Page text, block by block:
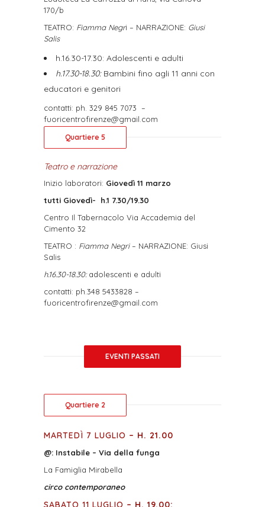
170/b
TEATRO: Fiamma Negri – NARRAZIONE: Giusi
Salis
h.16.30-17.30: Adolescenti e adulti
h.17.30-18.30:Bambini fino agli 11 anni con
educatori e genitori
contatti: ph. 329 845 7073 –
fuoricentrofirenze@gmail.com
Quartiere 5
Teatro e narrazione
Inizio laboratori: Giovedì 11 marzo
tutti Giovedì-
h.1 7.30/19.30
Centro Il Tabernacolo Via Accademia del
Cimento 32
TEATRO : Fiamma Negri– NARRAZIONE: Giusi
Salis
h.16.30-18.30:adolescenti e adulti
contatti: ph.348 5433828 –
fuoricentrofirenze@gmail.com
EVENTI PASSATI
Quartiere 2
MARTEDÌ 7 LUGLIO – H. 21.00
@: Instabile – Via della funga
La Famiglia Mirabella
circo contemporaneo
SABATO 11 LUGLIO – H. 19.00: